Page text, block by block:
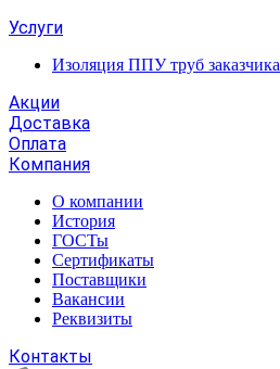
Услуги
Изоляция ППУ труб заказчика
Акции
Доставка
Оплата
Компания
О компании
История
ГОСТы
Сертификаты
Поставщики
Вакансии
Реквизиты
Контакты